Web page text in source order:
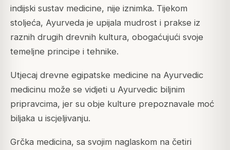
indijski sustav medicine, nije iznimka. Tijekom
stoljeća, Ayurveda je upijala mudrost i prakse iz
raznih drugih drevnih kultura, obogaćujući svoje
temeljne principe i tehnike.
Utjecaj drevne egipatske medicine na Ayurvedic
medicinu može se vidjeti u Ayurvedic biljnim
pripravcima, jer su obje kulture prepoznavale moć
biljaka u iscjeljivanju.
Grčka medicina, sa svojim naglaskom na četiri